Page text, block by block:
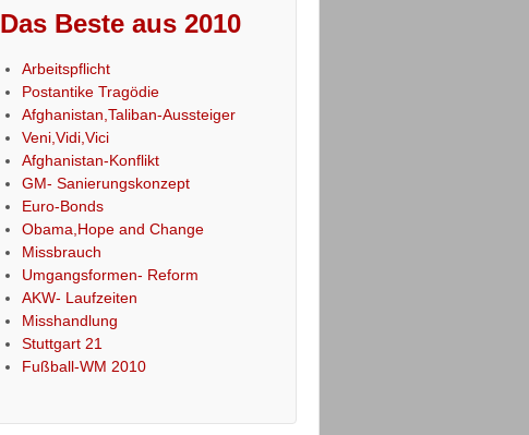
Das Beste aus 2010
Arbeitspflicht
Postantike Tragödie
Afghanistan,Taliban-Aussteiger
Veni,Vidi,Vici
Afghanistan-Konflikt
GM- Sanierungskonzept
Euro-Bonds
Obama,Hope and Change
Missbrauch
Umgangsformen- Reform
AKW- Laufzeiten
Misshandlung
Stuttgart 21
Fußball-WM 2010